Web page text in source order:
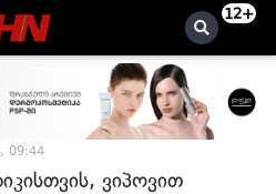
12+
09:44
ვიპოვით